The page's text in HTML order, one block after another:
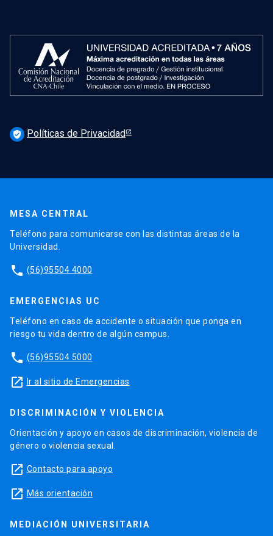
verified_user Políticas de Privacidad
MESA CENTRAL
Teléfono para comunicarse con las distintas áreas de la
Universidad.
phone (56)95504 4000
EMERGENCIAS UC
Teléfono en caso de accidente o situación que ponga en
riesgo tu vida dentro de algún campus.
phone (56)95504 5000
launch Ir al sitio de Emergencias
DISCRIMINACIÓN Y VIOLENCIA
Orientación y apoyo en casos de discriminación, violencia de
género o violencia sexual.
launch Contacto para apoyo
launch Más orientación
MEDIACIÓN UNIVERSITARIA